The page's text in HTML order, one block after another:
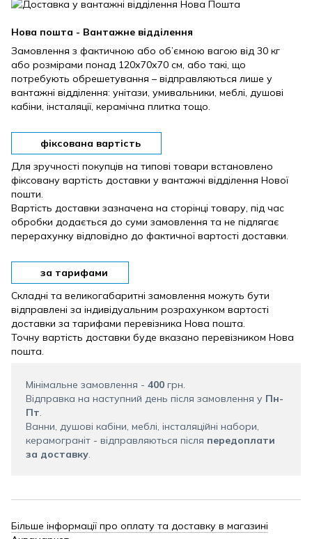
Нова пошта - Вантажне відділення
Замовлення з фактичною або об’ємною вагою від 30 кг
або розмірами понад 120х70х70 см, або такі, що
потребують обрешетування – відправляються лише у
вантажні відділення: унітази, умивальники, меблі, душові
кабіни, інсталяції, керамічна плитка тощо.
фіксована вартість
Для зручності покупців на типові товари встановлено
фіксовану вартість доставки у вантажні відділення Нової
пошти.
Вартість доставки зазначена на сторінці товару, під час
обробки додається до суми замовлення та не підлягає
перерахунку відповідно до фактичної вартості доставки.
за тарифами
Складні та великогабаритні замовлення можуть бути
відправлені за індивідуальним розрахунком вартості
доставки за тарифами перевізника Нова пошта.
Точну вартість доставки буде вказано перевізником Нова
пошта.
Мінімальне замовлення - 400 грн.
Відправка на наступний день після замовлення у Пн-
Пт.
Ванни, душові кабіни, меблі, інсталяційні набори,
керамограніт - відправляються після передоплати
за доставку.
Більше інформації про оплату та доставку в магазині